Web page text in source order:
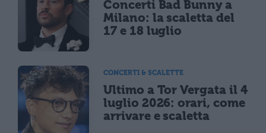
Concerti Bad Bunny a
Milano: la scaletta del
17 e 18 luglio
CONCERTI & SCALETTE
Ultimo a Tor Vergata il 4
luglio 2026: orari, come
arrivare e scaletta